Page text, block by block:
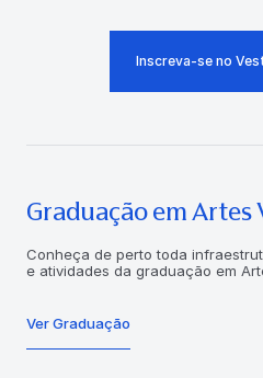
Inscreva-se no
Graduação em Artes
Conheça de perto toda
e atividades da graduação em
Ver Graduação